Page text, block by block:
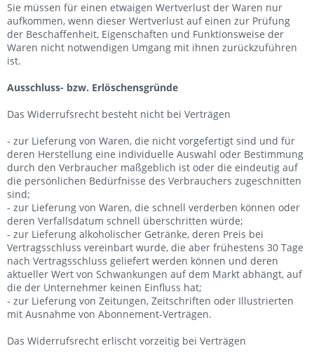
Sie müssen für einen etwaigen Wertverlust der Waren nur
aufkommen, wenn dieser Wertverlust auf einen zur Prüfung
der Beschaffenheit, Eigenschaften und Funktionsweise der
Waren nicht notwendigen Umgang mit ihnen zurückzuführen
ist.
Ausschluss- bzw. Erlöschensgründe
Das Widerrufsrecht besteht nicht bei Verträgen
- zur Lieferung von Waren, die nicht vorgefertigt sind und für
deren Herstellung eine individuelle Auswahl oder Bestimmung
durch den Verbraucher maßgeblich ist oder die eindeutig auf
die persönlichen Bedürfnisse des Verbrauchers zugeschnitten
sind;
- zur Lieferung von Waren, die schnell verderben können oder
deren Verfallsdatum schnell überschritten würde;
- zur Lieferung alkoholischer Getränke, deren Preis bei
Vertragsschluss vereinbart wurde, die aber frühestens 30 Tage
nach Vertragsschluss geliefert werden können und deren
aktueller Wert von Schwankungen auf dem Markt abhängt, auf
die der Unternehmer keinen Einfluss hat;
- zur Lieferung von Zeitungen, Zeitschriften oder Illustrierten
mit Ausnahme von Abonnement-Verträgen.
Das Widerrufsrecht erlischt vorzeitig bei Verträgen